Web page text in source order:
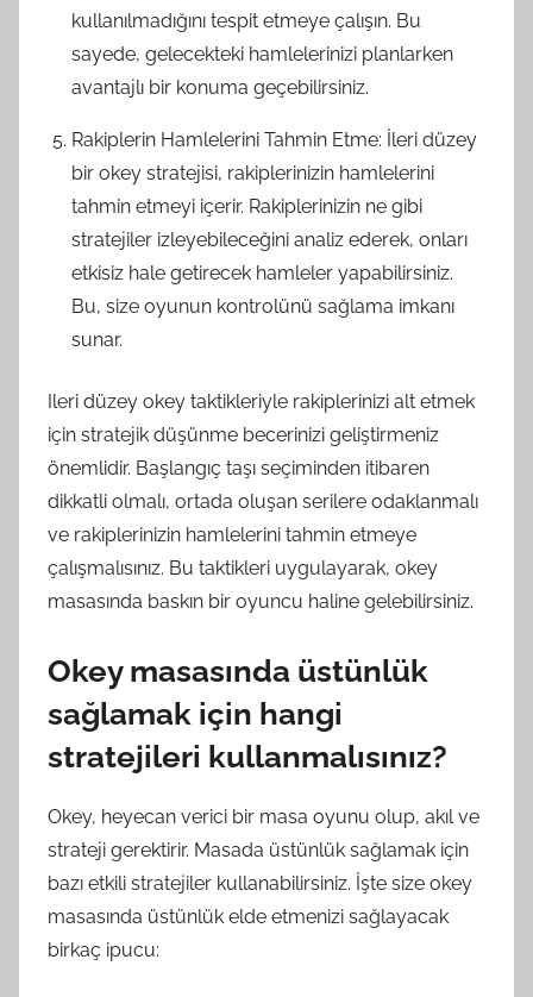
kullanılmadığını tespit etmeye çalışın. Bu
sayede, gelecekteki hamlelerinizi planlarken
avantajlı bir konuma geçebilirsiniz.
Rakiplerin Hamlelerini Tahmin Etme: İleri düzey
bir okey stratejisi, rakiplerinizin hamlelerini
tahmin etmeyi içerir. Rakiplerinizin ne gibi
stratejiler izleyebileceğini analiz ederek, onları
etkisiz hale getirecek hamleler yapabilirsiniz.
Bu, size oyunun kontrolünü sağlama imkanı
sunar.
Ileri düzey okey taktikleriyle rakiplerinizi alt etmek
için stratejik düşünme becerinizi geliştirmeniz
önemlidir. Başlangıç taşı seçiminden itibaren
dikkatli olmalı, ortada oluşan serilere odaklanmalı
ve rakiplerinizin hamlelerini tahmin etmeye
çalışmalısınız. Bu taktikleri uygulayarak, okey
masasında baskın bir oyuncu haline gelebilirsiniz.
Okey masasında üstünlük
sağlamak için hangi
stratejileri kullanmalısınız?
Okey, heyecan verici bir masa oyunu olup, akıl ve
strateji gerektirir. Masada üstünlük sağlamak için
bazı etkili stratejiler kullanabilirsiniz. İşte size okey
masasında üstünlük elde etmenizi sağlayacak
birkaç ipucu: